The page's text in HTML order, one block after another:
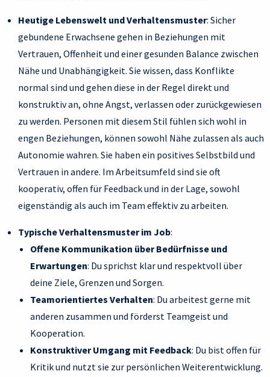
Heutige Lebenswelt und Verhaltensmuster: Sicher
gebundene Erwachsene gehen in Beziehungen mit
Vertrauen, Offenheit und einer gesunden Balance zwischen
Nähe und Unabhängigkeit. Sie wissen, dass Konflikte
normal sind und gehen diese in der Regel direkt und
konstruktiv an, ohne Angst, verlassen oder zurückgewiesen
zu werden. Personen mit diesem Stil fühlen sich wohl in
engen Beziehungen, können sowohl Nähe zulassen als auch
Autonomie wahren. Sie haben ein positives Selbstbild und
Vertrauen in andere. Im Arbeitsumfeld sind sie oft
kooperativ, offen für Feedback und in der Lage, sowohl
eigenständig als auch im Team effektiv zu arbeiten.
Typische Verhaltensmuster im Job:
Offene Kommunikation über Bedürfnisse und
Erwartungen: Du sprichst klar und respektvoll über
deine Ziele, Grenzen und Sorgen.
Teamorientiertes Verhalten: Du arbeitest gerne mit
anderen zusammen und förderst Teamgeist und
Kooperation.
Konstruktiver Umgang mit Feedback: Du bist offen für
Kritik und nutzt sie zur persönlichen Weiterentwicklung.